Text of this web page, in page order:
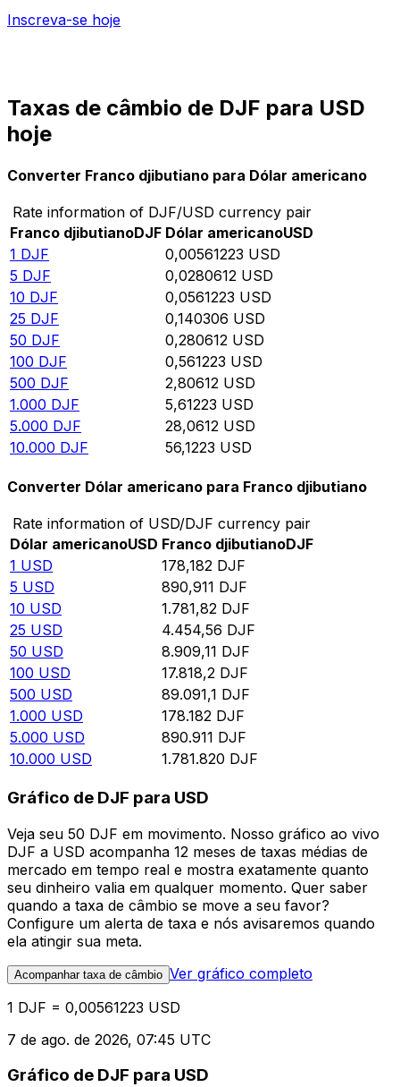
Inscreva-se hoje
Taxas de câmbio de DJF para USD
hoje
Converter Franco djibutiano para Dólar americano
Rate information of DJF/USD currency pair
Franco djibutianoDJF Dólar americanoUSD
1 DJF 0,00561223 USD
5 DJF 0,0280612 USD
10 DJF 0,0561223 USD
25 DJF 0,140306 USD
50 DJF 0,280612 USD
100 DJF 0,561223 USD
500 DJF 2,80612 USD
1.000 DJF 5,61223 USD
5.000 DJF 28,0612 USD
10.000 DJF 56,1223 USD
Converter Dólar americano para Franco djibutiano
Rate information of USD/DJF currency pair
Dólar americanoUSD Franco djibutianoDJF
1 USD 178,182 DJF
5 USD 890,911 DJF
10 USD 1.781,82 DJF
25 USD 4.454,56 DJF
50 USD 8.909,11 DJF
100 USD 17.818,2 DJF
500 USD 89.091,1 DJF
1.000 USD 178.182 DJF
5.000 USD 890.911 DJF
10.000 USD 1.781.820 DJF
Gráfico de DJF para USD
Veja seu 50 DJF em movimento. Nosso gráfico ao vivo
DJF a USD acompanha 12 meses de taxas médias de
mercado em tempo real e mostra exatamente quanto
seu dinheiro valia em qualquer momento. Quer saber
quando a taxa de câmbio se move a seu favor?
Configure um alerta de taxa e nós avisaremos quando
ela atingir sua meta.
Acompanhar taxa de câmbio Ver gráfico completo
1 DJF = 0,00561223 USD
7 de ago. de 2026, 07:45 UTC
Gráfico de DJF para USD